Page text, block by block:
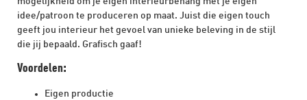
idee/patroon te produceren op maat. Juist die eigen touch
geeft jou interieur het gevoel van unieke beleving in de stijl
die jij bepaald. Grafisch gaaf!
Voordelen:
Eigen productie